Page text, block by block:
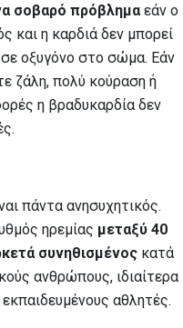
σοβαρό πρόβλημα εάν ο
και η καρδιά δεν μπορεί
οξυγόνο στο σώμα. Εάν
ζάλη, πολύ κούραση ή
η βραδυκαρδία δεν
πάντα ανησυχητικός.
ηρεμίας μεταξύ 40
συνηθισμένος κατά
ανθρώπους, ιδιαίτερα
αθλητές.